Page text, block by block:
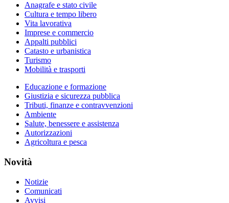
Anagrafe e stato civile
Cultura e tempo libero
Vita lavorativa
Imprese e commercio
Appalti pubblici
Catasto e urbanistica
Turismo
Mobilità e trasporti
Educazione e formazione
Giustizia e sicurezza pubblica
Tributi, finanze e contravvenzioni
Ambiente
Salute, benessere e assistenza
Autorizzazioni
Agricoltura e pesca
Novità
Notizie
Comunicati
Avvisi